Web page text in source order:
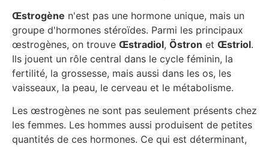
Œstrogène n'est pas une hormone unique, mais un
groupe d'hormones stéroïdes. Parmi les principaux
œstrogènes, on trouve Œstradiol, Östron et Œstriol.
Ils jouent un rôle central dans le cycle féminin, la
fertilité, la grossesse, mais aussi dans les os, les
vaisseaux, la peau, le cerveau et le métabolisme.
Les œstrogènes ne sont pas seulement présents chez
les femmes. Les hommes aussi produisent de petites
quantités de ces hormones. Ce qui est déterminant,